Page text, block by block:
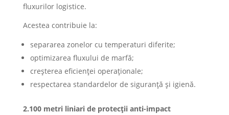
fluxurilor logistice.
Acestea contribuie la:
separarea zonelor cu temperaturi diferite;
optimizarea fluxului de marfă;
creșterea eficienței operaționale;
respectarea standardelor de siguranță și igienă.
2.100 metri liniari de protecții anti-impact